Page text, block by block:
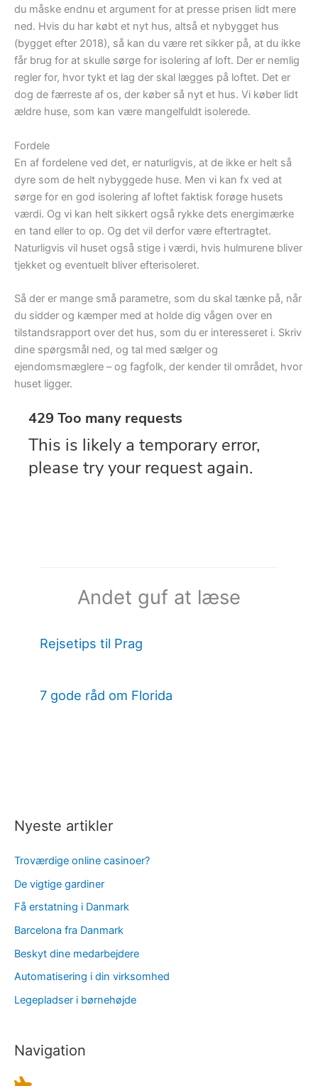
du måske endnu et argument for at presse prisen lidt mere
ned. Hvis du har købt et nyt hus, altså et nybygget hus
(bygget efter 2018), så kan du være ret sikker på, at du ikke
får brug for at skulle sørge for isolering af loft. Der er nemlig
regler for, hvor tykt et lag der skal lægges på loftet. Det er
dog de færreste af os, der køber så nyt et hus. Vi køber lidt
ældre huse, som kan være mangelfuldt isolerede.
Fordele
En af fordelene ved det, er naturligvis, at de ikke er helt så
dyre som de helt nybyggede huse. Men vi kan fx ved at
sørge for en god isolering af loftet faktisk forøge husets
værdi. Og vi kan helt sikkert også rykke dets energimærke
en tand eller to op. Og det vil derfor være eftertragtet.
Naturligvis vil huset også stige i værdi, hvis hulmurene bliver
tjekket og eventuelt bliver efterisoleret.
Så der er mange små parametre, som du skal tænke på, når
du sidder og kæmper med at holde dig vågen over en
tilstandsrapport over det hus, som du er interesseret i. Skriv
dine spørgsmål ned, og tal med sælger og
ejendomsmæglere – og fagfolk, der kender til området, hvor
huset ligger.
Andet guf at læse
Rejsetips til Prag
7 gode råd om Florida
Nyeste artikler
Troværdige online casinoer?
De vigtige gardiner
Få erstatning i Danmark
Barcelona fra Danmark
Beskyt dine medarbejdere
Automatisering i din virksomhed
Legepladser i børnehøjde
Navigation